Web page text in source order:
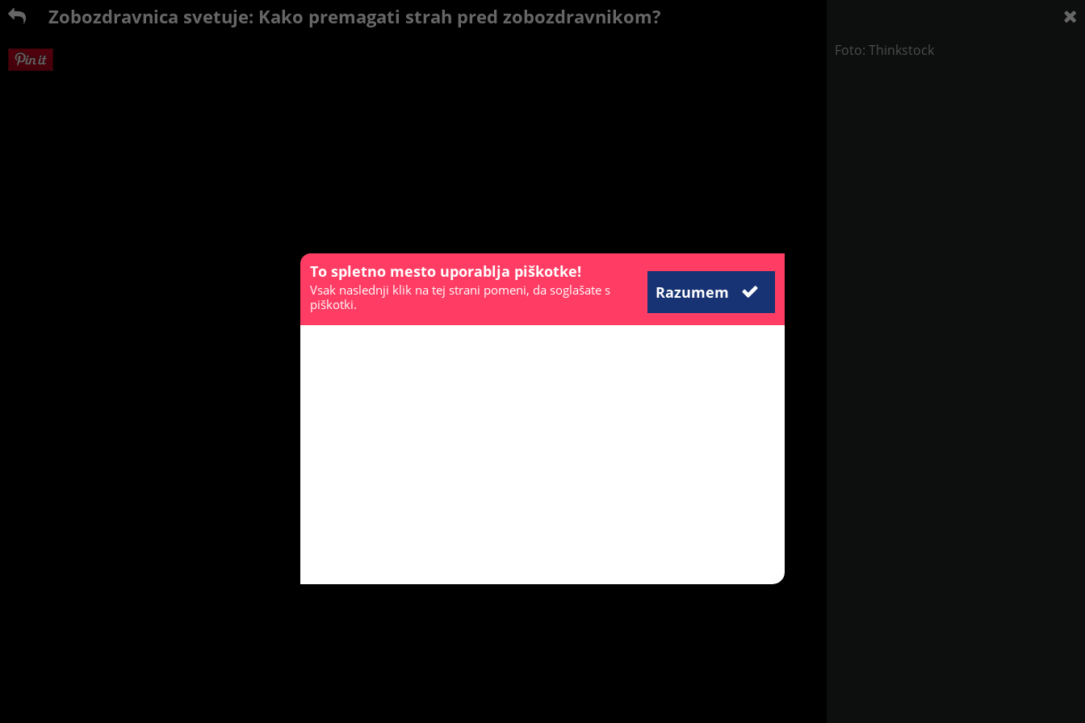
Zobozdravnica svetuje: Kako premagati strah pred zobozdravnikom?
Foto: Thinkstock
To spletno mesto uporablja piškotke!
Razumem
Vsak naslednji klik na tej strani pomeni, da soglašate s
piškotki.